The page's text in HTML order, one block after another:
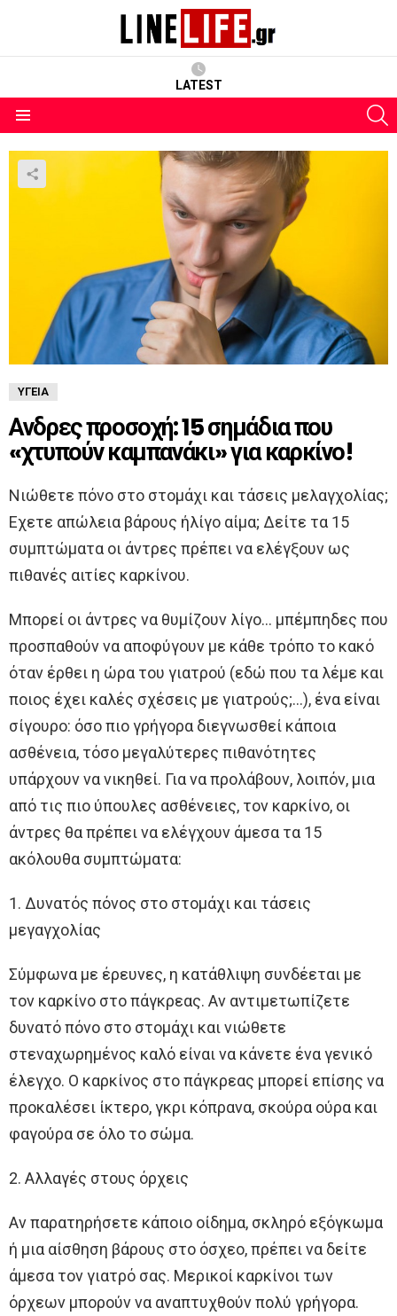
LATEST
ΥΓΕΊΑ
Ανδρες προσοχή: 15 σημάδια που
«χτυπούν καμπανάκι» για καρκίνο!
Νιώθετε πόνο στο στομάχι και τάσεις μελαγχολίας;
Εχετε απώλεια βάρους ήλίγο αίμα; Δείτε τα 15
συμπτώματα οι άντρες πρέπει να ελέγξουν ως
πιθανές αιτίες καρκίνου.
Μπορεί οι άντρες να θυμίζουν λίγο… μπέμπηδες που
προσπαθούν να αποφύγουν με κάθε τρόπο το κακό
όταν έρθει η ώρα του γιατρού (εδώ που τα λέμε και
ποιος έχει καλές σχέσεις με γιατρούς;…), ένα είναι
σίγουρο: όσο πιο γρήγορα διεγνωσθεί κάποια
ασθένεια, τόσο μεγαλύτερες πιθανότητες
υπάρχουν να νικηθεί. Για να προλάβουν, λοιπόν, μια
από τις πιο ύπουλες ασθένειες, τον καρκίνο, οι
άντρες θα πρέπει να ελέγχουν άμεσα τα 15
ακόλουθα συμπτώματα:
1. Δυνατός πόνος στο στομάχι και τάσεις
μεγαγχολίας
Σύμφωνα με έρευνες, η κατάθλιψη συνδέεται με
τον καρκίνο στο πάγκρεας. Αν αντιμετωπίζετε
δυνατό πόνο στο στομάχι και νιώθετε
στεναχωρημένος καλό είναι να κάνετε ένα γενικό
έλεγχο. Ο καρκίνος στο πάγκρεας μπορεί επίσης να
προκαλέσει ίκτερο, γκρι κόπρανα, σκούρα ούρα και
φαγούρα σε όλο το σώμα.
2. Αλλαγές στους όρχεις
Αν παρατηρήσετε κάποιο οίδημα, σκληρό εξόγκωμα
ή μια αίσθηση βάρους στο όσχεο, πρέπει να δείτε
άμεσα τον γιατρό σας. Μερικοί καρκίνοι των
όρχεων μπορούν να αναπτυχθούν πολύ γρήγορα.